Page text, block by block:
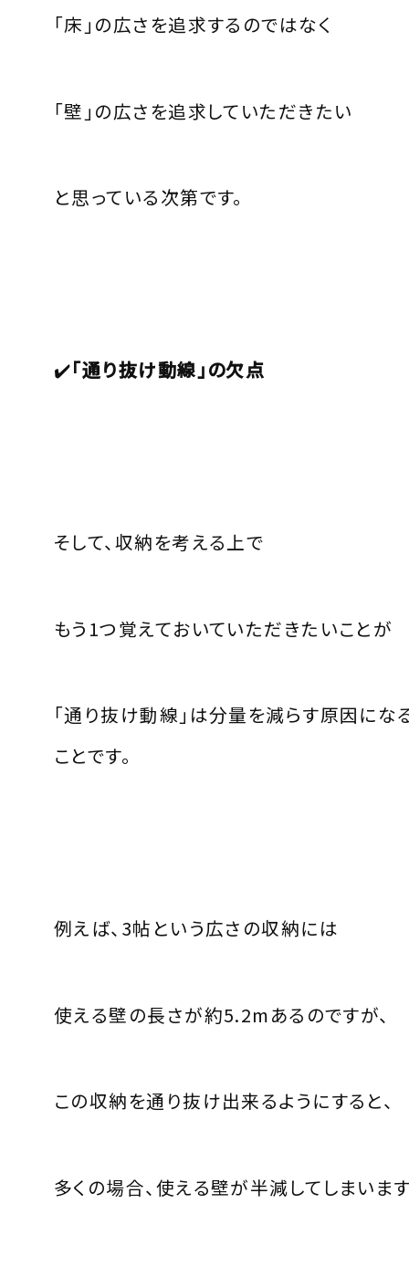
「床」の広さを追求するのではなく
「壁」の広さを追求していただきたい
と思っている次第です。
✔️「通り抜け動線」の欠点
そして、収納を考える上で
もう1つ覚えておいていただきたいことが
「通り抜け動線」は分量を減らす原因にな
ことです。
例えば、3帖という広さの収納には
使える壁の長さが約5.2mあるのですが、
この収納を通り抜け出来るようにすると、
多くの場合、使える壁が半減してしまいます